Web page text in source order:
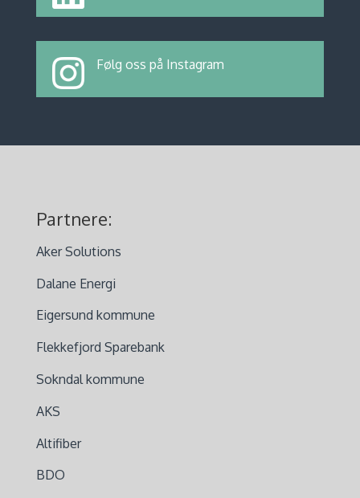
Følg oss på Instagram
Partnere:
Aker Solutions
Dalane Energi
Eigersund kommune
Flekkefjord Sparebank
Sokndal kommune
AKS
Altifiber
BDO